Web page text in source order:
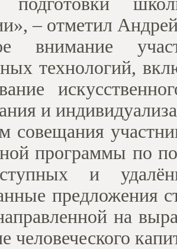
– отметил
внимание
технологий,
и
совещания
программы по
и
предложения
на
человеческого